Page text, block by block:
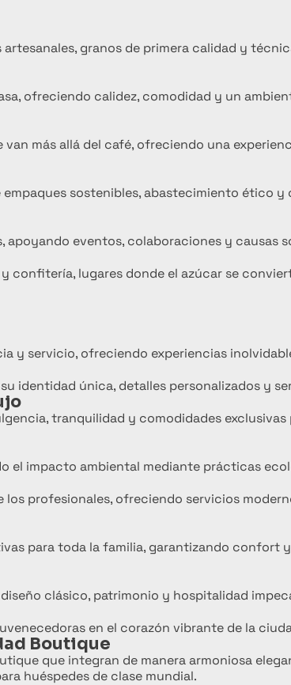
granos de primera calidad y
ofreciendo calidez, comodidad y un
más allá del café, ofreciendo una
sostenibles, abastecimiento ético y
eventos, colaboraciones y causas
confitería, lugares donde el azúcar se
y servicio, ofreciendo experiencias
identidad única, detalles personalizados y
tranquilidad y comodidades exclusivas
el impacto ambiental mediante prácticas
los profesionales, ofreciendo servicios
para toda la familia, garantizando confort
clásico, patrimonio y hospitalidad
en el corazón vibrante de la
Boutique
que integran de manera armoniosa
huéspedes de clase mundial.